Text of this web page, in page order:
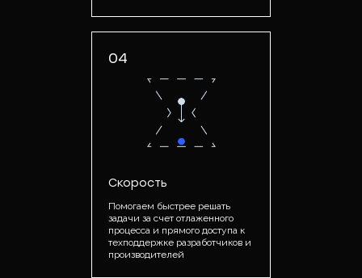
04
Скорость
Помогаем быстрее решать
задачи за счет отлаженного
процесса и прямого доступа к
техподдержке разработчиков и
производителей